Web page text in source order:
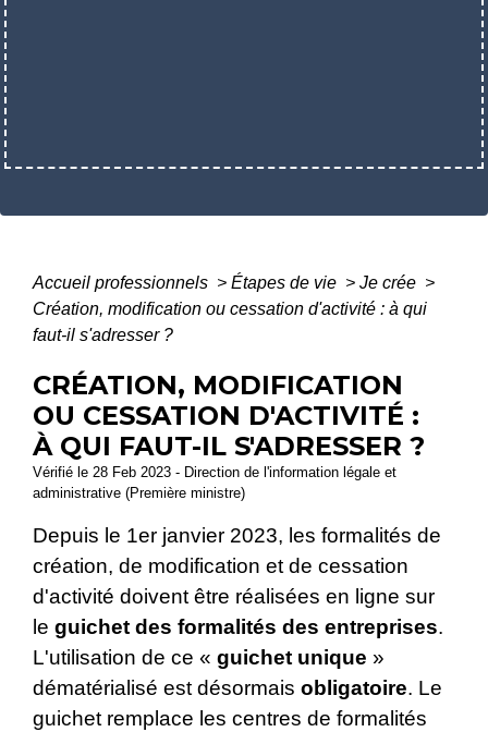
Accueil professionnels > Étapes de vie > Je crée >
Création, modification ou cessation d'activité : à qui
faut-il s'adresser ?
CRÉATION, MODIFICATION
OU CESSATION D'ACTIVITÉ :
À QUI FAUT-IL S'ADRESSER ?
Vérifié le 28 Feb 2023 - Direction de l'information légale et
administrative (Première ministre)
Depuis le 1er janvier 2023, les formalités de
création, de modification et de cessation
d'activité doivent être réalisées en ligne sur
le guichet des formalités des entreprises.
L'utilisation de ce « guichet unique »
dématérialisé est désormais obligatoire. Le
guichet remplace les centres de formalités